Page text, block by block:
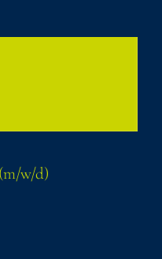
​w/​d)